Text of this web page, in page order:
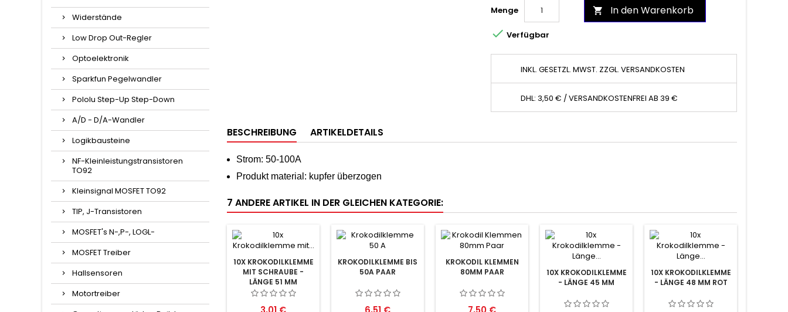
Widerstände
Low Drop Out-Regler
Optoelektronik
Sparkfun Pegelwandler
Pololu Step-Up Step-Down
A/D - D/A-Wandler
Logikbausteine
NF-Kleinleistungstransistoren
TO92
Kleinsignal MOSFET TO92
TIP, J-Transistoren
MOSFET's N-,P-, LOGL-
MOSFET Treiber
Hallsensoren
Motortreiber
Menge  In den Warenkorb
 Verfügbar
INKL. GESETZL. MWST. ZZGL. VERSANDKOSTEN
DHL: 3,50 € / VERSANDKOSTENFREI AB 39 €
BESCHREIBUNG ARTIKELDETAILS
Strom: 50-100A
Produkt material: kupfer überzogen
7 ANDERE ARTIKEL IN DER GLEICHEN KATEGORIE:
10X KROKODILKLEMME
MIT SCHRAUBE -
LÄNGE 51 MM
Preis
KROKODILKLEMME BIS
50A PAAR
Preis
KROKODIL KLEMMEN
80MM PAAR
Preis
10X KROKODILKLEMME
- LÄNGE 45 MM
10X KROKODILKLEMME
- LÄNGE 48 MM ROT